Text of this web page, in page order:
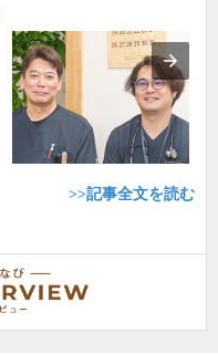
>>記事全文を読む